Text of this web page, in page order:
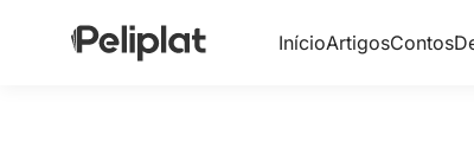
InícioArtigosContos